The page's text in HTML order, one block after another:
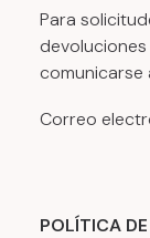
Para
comunicarse
Correo
POLÍTICA